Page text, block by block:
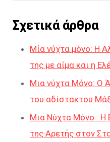
Σχετικά άρθρα
Μία νύχτα μόνο: Η
της με αίμα και η
Μια νύχτα Μόνο: O
του αδίστακτου
Μια Νύχτα Μόνο : Η
της Αρετής στον